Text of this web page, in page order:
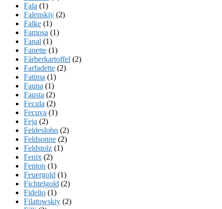
Fala (1)
Falenskiy (2)
Falke (1)
Famosa (1)
Fanal (1)
Fanette (1)
Färberkartoffel (2)
Farfadette (2)
Fatima (1)
Fauna (1)
Fausta (2)
Fecula (2)
Fecuva (1)
Feja (2)
Feldeslohn (2)
Feldsonne (2)
Feldstolz (1)
Fenix (2)
Fenton (1)
Feuergold (1)
Fichtelgold (2)
Fidelio (1)
Filatowskiy (2)